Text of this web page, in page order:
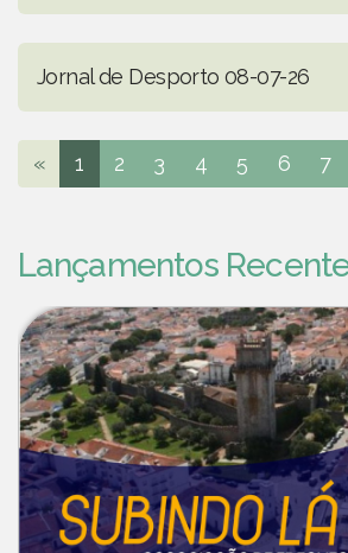
Jornal de Desporto 08-07-26
« 1 2 3 4 5 6 7
Lançamentos